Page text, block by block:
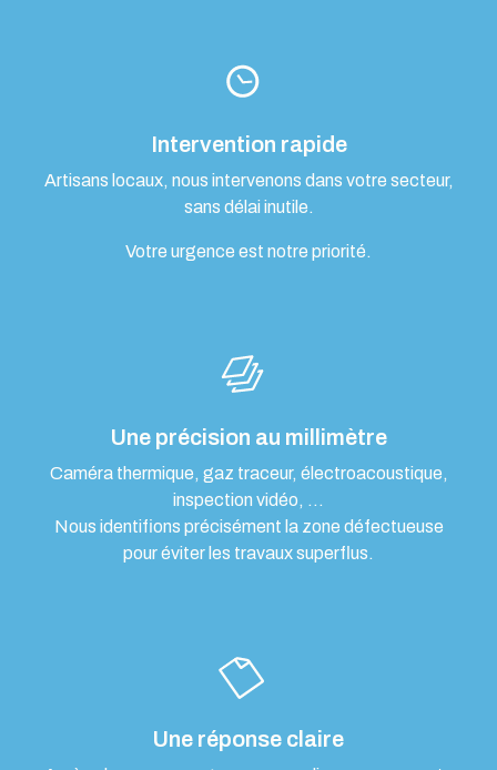
Intervention rapide
Artisans locaux, nous intervenons dans votre secteur,
sans délai inutile.
Votre urgence est notre priorité.
Une précision au millimètre
Caméra thermique, gaz traceur, électroacoustique,
inspection vidéo, …
Nous identifions précisément la zone défectueuse
pour éviter les travaux superflus.
Une réponse claire